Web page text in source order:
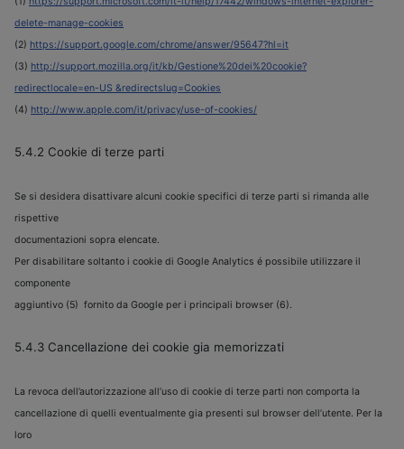
delete-manage-cookies
(2) https://support.google.com/chrome/answer/95647?hl=it
(3) http://support.mozilla.org/it/kb/Gestione%20dei%20cookie?
redirectlocale=en-US &redirectslug=Cookies
(4) http://www.apple.com/it/privacy/use-of-cookies/
5.4.2 Cookie di terze parti
Se si desidera disattivare alcuni cookie specifici di terze parti si rimanda alle
rispettive
documentazioni sopra elencate.
Per disabilitare soltanto i cookie di Google Analytics é possibile utilizzare il
componente
aggiuntivo (5) fornito da Google per i principali browser (6).
5.4.3 Cancellazione dei cookie gia memorizzati
La revoca dell’autorizzazione all’uso di cookie di terze parti non comporta la
cancellazione di quelli eventualmente gia presenti sul browser dell’utente. Per la
loro